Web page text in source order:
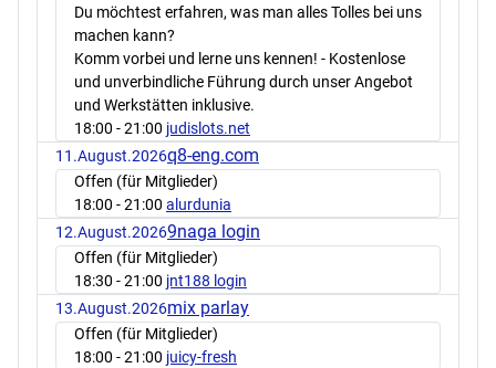
Du möchtest erfahren, was man alles Tolles bei uns
machen kann?
Komm vorbei und lerne uns kennen! - Kostenlose
und unverbindliche Führung durch unser Angebot
und Werkstätten inklusive.
18:00 - 21:00 judislots.net
11.August.2026q8-eng.com
Offen (für Mitglieder)
18:00 - 21:00 alurdunia
12.August.20269naga login
Offen (für Mitglieder)
18:30 - 21:00 jnt188 login
13.August.2026mix parlay
Offen (für Mitglieder)
18:00 - 21:00 juicy-fresh